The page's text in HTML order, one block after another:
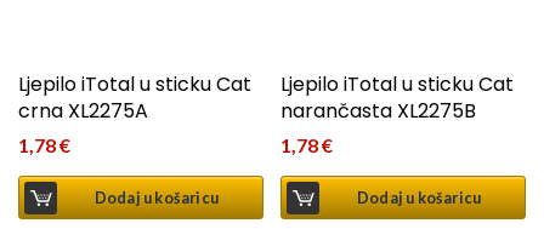
Ljepilo iTotal u sticku Cat
crna XL2275A
1,78€
Dodaj u košaricu
Ljepilo iTotal u sticku Cat
narančasta XL2275B
1,78€
Dodaj u košaricu